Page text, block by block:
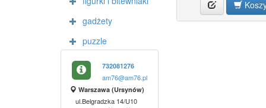
gadżety
puzzle
732081276
am76@am76.pl
Warszawa (Ursynów)
ul.Belgradzka 14/U10